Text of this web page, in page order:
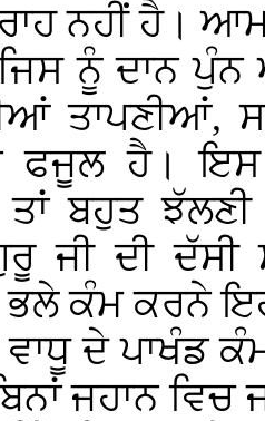
ਨਹੀਂ ਹੈ।
ਨੂੰ ਦਾਨ
ਤਾਪਣੀਆਂ,
ਫਜੂਲ ਹੈ।
ਬਹੁਤ ਝੱਲਣੀ
ਜੀ ਦੀ ਦੱਸੀ
ਕੰਮ ਕਰਨੇ
ਦੇ ਪਾਖੰਡ
ਜਹਾਨ ਵਿਚ